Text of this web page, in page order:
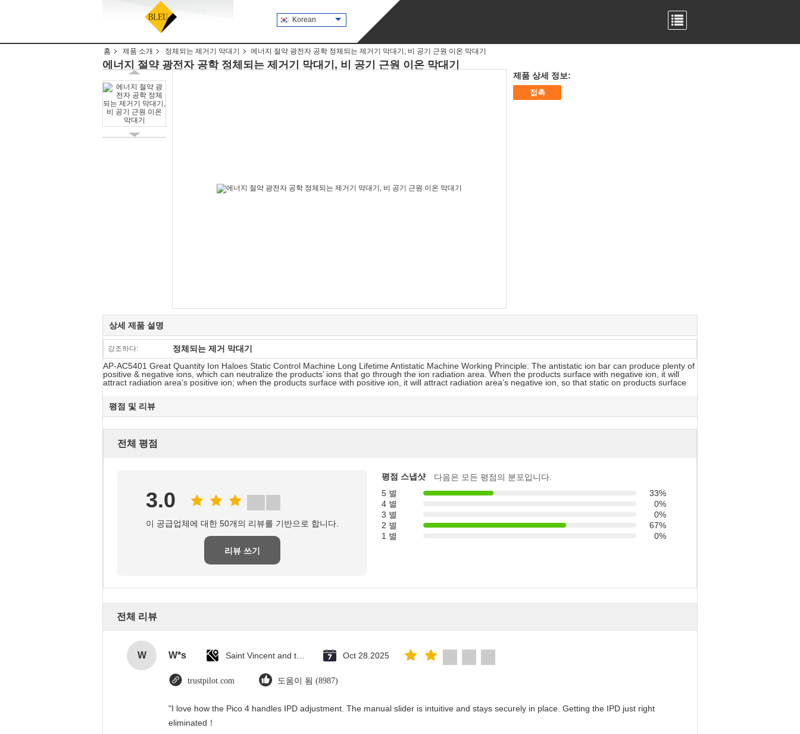
Korean
홈 제품 소개 정체되는 제거기 막대기 에너지 절약 광전자 공학 정체되는 제거기 막대기, 비 공기 근원 이온 막대기
에너지 절약 광전자 공학 정체되는 제거기 막대기, 비 공기 근원 이온 막대기
제품 상세 정보:
접촉
상세 제품 설명
강조하다:
정체되는 제거 막대기
AP-AC5401 Great Quantity Ion Haloes Static Control Machine Long Lifetime Antistatic Machine Working Principle: The antistatic ion bar can produce plenty of
positive & negative ions, which can neutralize the products’ ions that go through the ion radiation area. When the products surface with negative ion, it will
attract radiation area’s positive ion; when the products surface with positive ion, it will attract radiation area’s negative ion, so that static on products surface
평점 및 리뷰
전체 평점
3.0
이 공급업체에 대한 50개의 리뷰를 기반으로 합니다.
리뷰 쓰기
평점 스냅샷
다음은 모든 평점의 분포입니다.
5 별
33%
4 별
0%
3 별
0%
2 별
67%
1 별
0%
전체 리뷰
W W*s Oct 28.2025
trustpilot.com 도움이 됨 (8987)
"I love how the Pico 4 handles IPD adjustment. The manual slider is intuitive and stays securely in place. Getting the IPD just right
eliminated！